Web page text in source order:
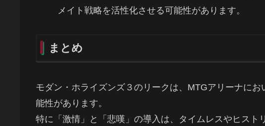
メイト戦略を活性化させる可能性があります。
まとめ
モダン・ホライズンズ３のリークは、MTGアリーナに
能性があります。
特に「激情」と「悲嘆」の導入は、タイムレスやヒスト